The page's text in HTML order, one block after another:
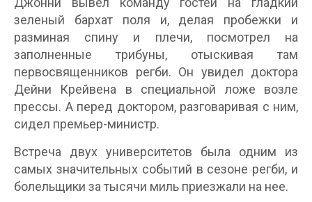
зеленый бархат поля и, делая пробежки и
разминая спину и плечи, посмотрел на
заполненные трибуны, отыскивая там
первосвященников регби. Он увидел доктора
Дейни Крейвена в специальной ложе возле
прессы. А перед доктором, разговаривая с ним,
сидел премьер-министр.
Встреча двух университетов была одним из
самых значительных событий в сезоне регби, и
болельщики за тысячи миль приезжали на нее.